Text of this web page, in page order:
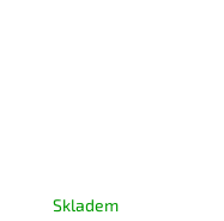
Skladem